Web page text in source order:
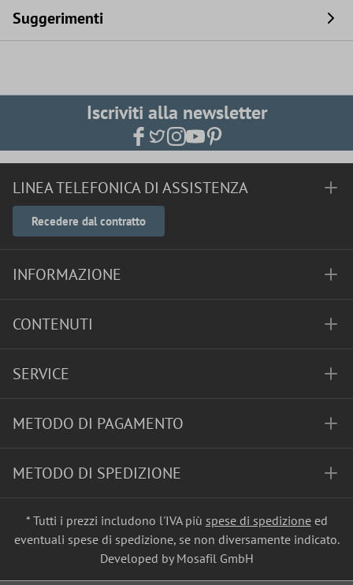
Suggerimenti
Iscriviti alla newsletter
LINEA TELEFONICA DI ASSISTENZA
Recedere dal contratto
INFORMAZIONE
CONTENUTI
SERVICE
METODO DI PAGAMENTO
METODO DI SPEDIZIONE
* Tutti i prezzi includono l'IVA più spese di spedizioneed
eventuali spese di spedizione, se non diversamente indicato.
Developed by Mosafil GmbH